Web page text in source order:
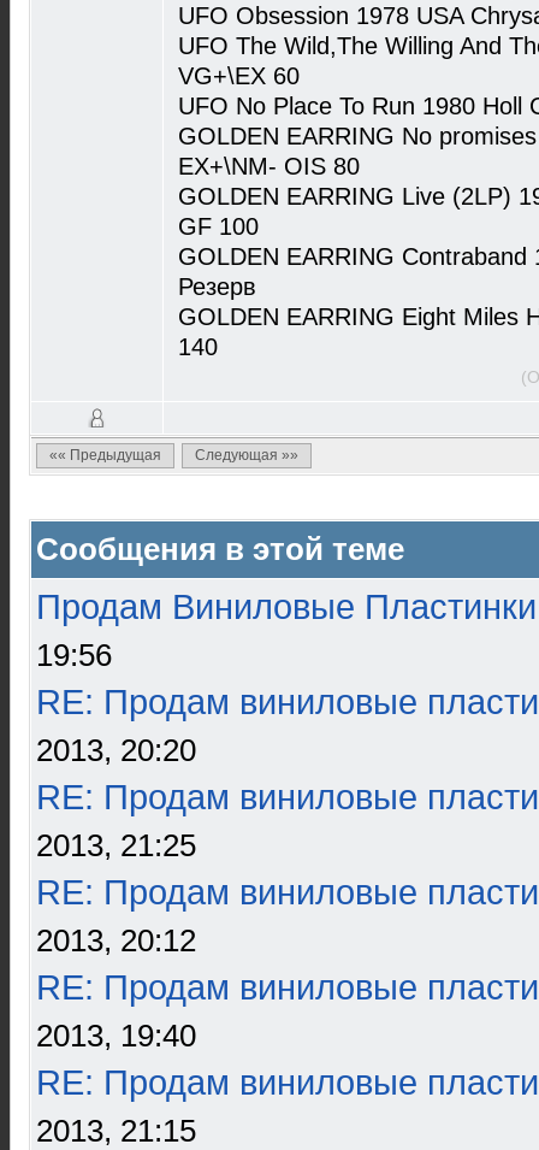
UFO Obsession 1978 USA
UFO The Wild,The Willing And
VG+\EX 60
UFO No Place To Run 1980 Holl
GOLDEN EARRING No
EX+\NM- OIS 80
GOLDEN EARRING Live (2LP)
GF 100
GOLDEN EARRING
Резерв
GOLDEN EARRING Eight Miles
140
«« Предыдущая Следующая »»
Сообщения в этой теме
Продам Виниловые Пластинки
19:56
RE: Продам виниловые
2013, 20:20
RE: Продам виниловые
2013, 21:25
RE: Продам виниловые
2013, 20:12
RE: Продам виниловые
2013, 19:40
RE: Продам виниловые
2013, 21:15